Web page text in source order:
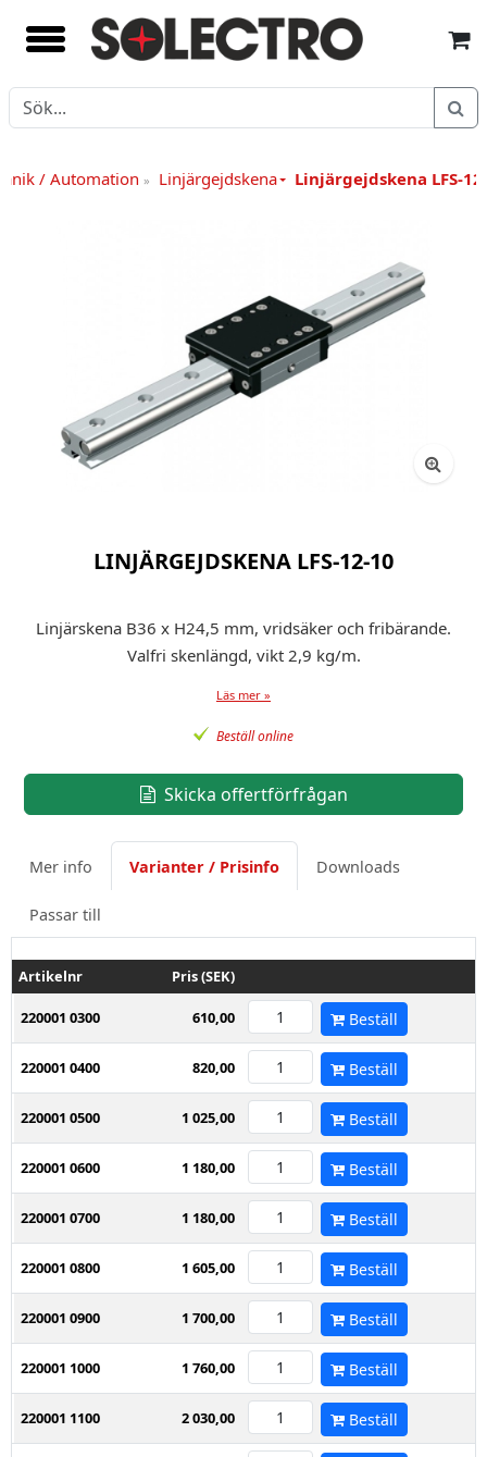
/ Automation » Linjärgejdskena Linjärgejdskena LFS-
LINJÄRGEJDSKENA LFS-12-10
Linjärskena B36 x H24,5 mm, vridsäker och fribärande.
Valfri skenlängd, vikt 2,9 kg/m.
Läs mer »
Beställ online
Skicka offertförfrågan
Mer info Varianter / Prisinfo Downloads
Passar till
Artikelnr Pris (SEK)
220001 0300 610,00 Beställ
220001 0400 820,00 Beställ
220001 0500 1 025,00 Beställ
220001 0600 1 180,00 Beställ
220001 0700 1 180,00 Beställ
220001 0800 1 605,00 Beställ
220001 0900 1 700,00 Beställ
220001 1000 1 760,00 Beställ
220001 1100 2 030,00 Beställ